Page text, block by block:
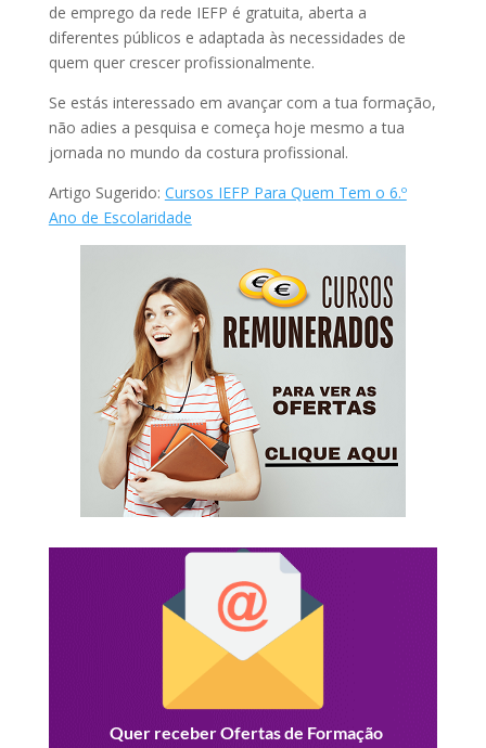
de emprego da rede IEFP é gratuita, aberta a
diferentes públicos e adaptada às necessidades de
quem quer crescer profissionalmente.
Se estás interessado em avançar com a tua formação,
não adies a pesquisa e começa hoje mesmo a tua
jornada no mundo da costura profissional.
Artigo Sugerido: Cursos IEFP Para Quem Tem o 6.º
Ano de Escolaridade